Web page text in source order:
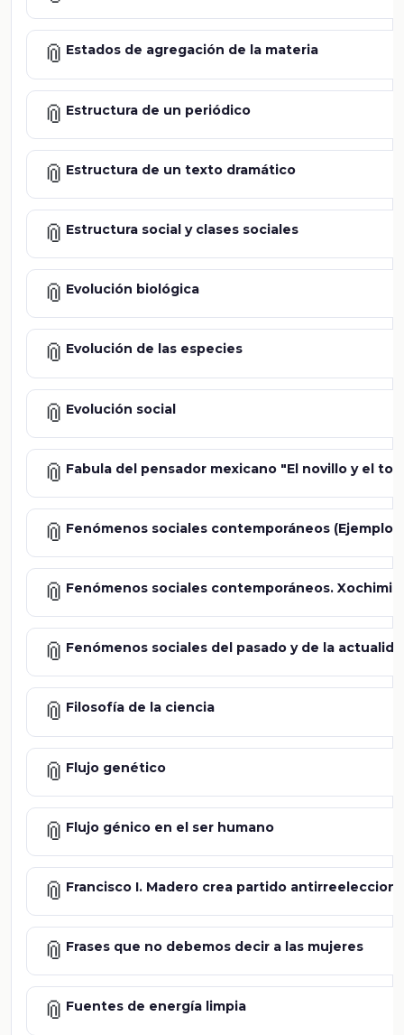
📎 Estados de agregación de la materia
📎 Estructura de un periódico
📎 Estructura de un texto dramático
📎 Estructura social y clases sociales
📎 Evolución biológica
📎 Evolución de las especies
📎 Evolución social
📎 Fabula del pensador mexicano "El novillo y el
📎 Fenómenos sociales contemporáneos (Ejemplos)
📎 Fenómenos sociales contemporáneos.
📎 Fenómenos sociales del pasado y de la
📎 Filosofía de la ciencia
📎 Flujo genético
📎 Flujo génico en el ser humano
📎 Francisco I. Madero crea partido
📎 Frases que no debemos decir a las mujeres
📎 Fuentes de energía limpia